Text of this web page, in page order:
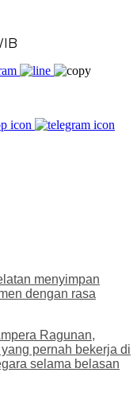
menyimpan
dengan rasa
Ragunan,
pernah bekerja di
selama belasan